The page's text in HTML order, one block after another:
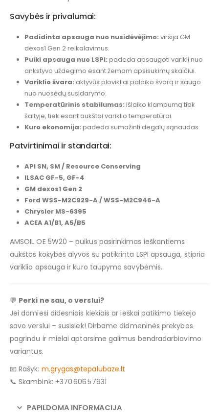
Savybės ir privalumai:
Padidinta apsauga nuo nusidėvėjimo: viršija GM
dexos1 Gen 2 reikalavimus.
Puiki apsauga nuo LSPI: padeda apsaugoti variklį nuo
ankstyvo uždegimo esant žemam apsisukimų skaičiui.
Variklio švara: aktyvūs plovikliai palaiko švarą ir saugo
nuo nuosėdų susidarymo.
Temperatūrinis stabilumas: išlaiko klampumą tiek
šaltyje, tiek esant aukštai variklio temperatūrai.
Kuro ekonomija: padeda sumažinti degalų sąnaudas.
Patvirtinimai ir standartai:
API SN, SM / Resource Conserving
ILSAC GF-5, GF-4
GM dexos1 Gen 2
Ford WSS-M2C929-A / WSS-M2C946-A
Chrysler MS-6395
ACEA A1/B1, A5/B5
AMSOIL OE 5W20 – puikus pasirinkimas ieškantiems
aukštos kokybės alyvos su patikrinta LSPI apsauga, stipria
variklio apsauga ir kuro taupymo savybėmis.
💬 Perki ne sau, o verslui?
Jei domiesi didesniais kiekiais ar ieškai patikimo tiekėjo
savo verslui – susisiek! Dirbame didmeninės prekybos
pagrindu ir mielai aptarsime galimus bendradarbiavimo
variantus.
📧 Rašyk: m.grygas@tepalubaze.lt
📞 Skambink: +370 606 57931
PAPILDOMA INFORMACIJA